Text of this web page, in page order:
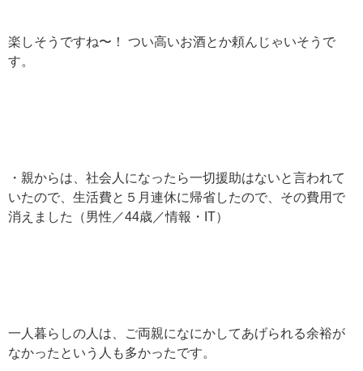
楽しそうですね〜！ つい高いお酒とか頼んじゃいそうで
す。
・親からは、社会人になったら一切援助はないと言われて
いたので、生活費と５月連休に帰省したので、その費用で
消えました（男性／44歳／情報・IT）
一人暮らしの人は、ご両親になにかしてあげられる余裕が
なかったという人も多かったです。